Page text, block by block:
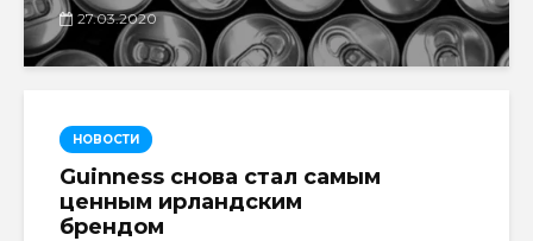
27.03.2020
НОВОСТИ
Guinness снова стал самым
ценным ирландским
брендом